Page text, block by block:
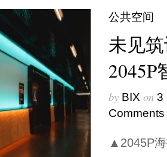
公共空间
未见
2045P
by BIX on 3
Comments
▲2045P